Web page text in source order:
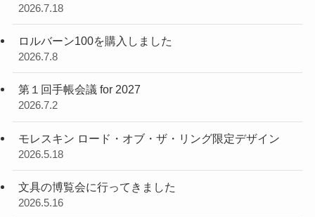
2026.7.18
ロルバーン100を購入しました
2026.7.8
第１回手帳会議 for 2027
2026.7.2
モレスキン ロード・オブ・ザ・リング限定デザイン
2026.5.18
文具の博覧会に行ってきました
2026.5.16